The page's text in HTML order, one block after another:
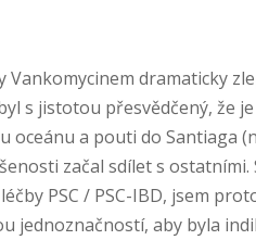
dramaticky
s jistotou přesvědčený, že
oceánu a pouti do Santiaga
začal sdílet s
PSC / PSC-IBD, jsem
jednoznačností, aby byla